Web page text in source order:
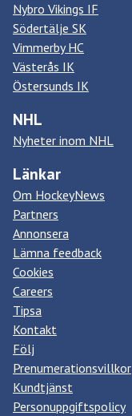
Nybro Vikings IF
Södertälje SK
Vimmerby HC
Västerås IK
Östersunds IK
NHL
Nyheter inom NHL
Länkar
Om HockeyNews
Partners
Annonsera
Lämna feedback
Cookies
Careers
Tipsa
Kontakt
Följ
Prenumerationsvillkor
Kundtjänst
Personuppgiftspolicy